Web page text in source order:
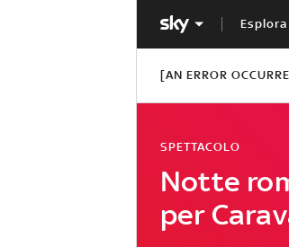
[AN ERROR
Notte
per
SPETTACOLO